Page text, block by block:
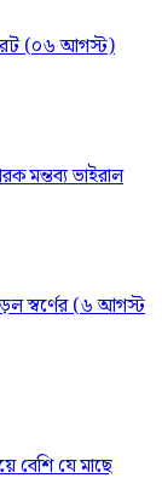
(০৬ আগস্ট)
মন্তব্য ভাইরাল
স্বর্ণের (৬ আগস্ট
বেশি যে মাছে